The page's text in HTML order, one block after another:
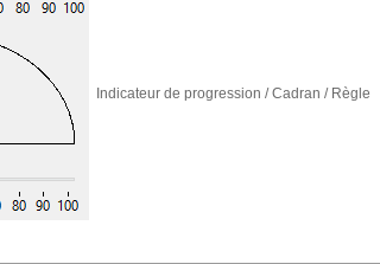
Indicateur de progression / Cadran / Règle